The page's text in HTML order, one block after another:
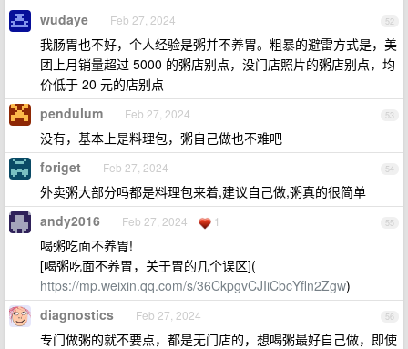
52
wudaye Feb 27, 2024
我肠胃也不好，个人经验是粥并不养胃。粗暴的避雷方式是，美
团上月销量超过 5000 的粥店别点，没门店照片的粥店别点，均
价低于 20 元的店别点
53
pendulum Feb 27, 2024
没有，基本上是料理包，粥自己做也不难吧
54
foriget Feb 27, 2024
外卖粥大部分吗都是料理包来着,建议自己做,粥真的很简单
55
andy2016 Feb 27, 2024 1
喝粥吃面不养胃!
[喝粥吃面不养胃，关于胃的几个误区](
https://mp.weixin.qq.com/s/36CkpgvCJIiCbcYfln2Zgw)
56
diagnostics Feb 27, 2024
专门做粥的就不要点，都是无门店的，想喝粥最好自己做，即使